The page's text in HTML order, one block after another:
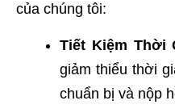
của chúng tôi:
Tiết Kiệm Thời
giảm thiểu thời
chuẩn bị và nộp